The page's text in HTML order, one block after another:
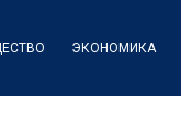
ЭКОНОМИКА